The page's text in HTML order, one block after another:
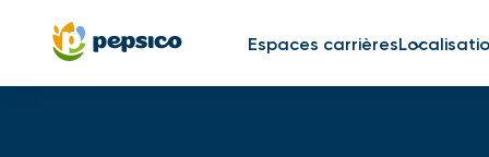
Espaces carrières